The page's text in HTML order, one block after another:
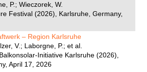
P.; Wieczorek, W.
Festival (2026), Karlsruhe, Germany,
– Region Karlsruhe
V.; Laborgne, P.; et al.
Initiative Karlsruhe (2026),
April 17, 2026